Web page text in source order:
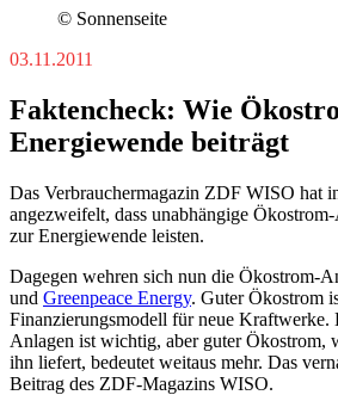
© Sonnenseite
03.11.2011
Faktencheck: Wie
Energiewende beiträgt
Das Verbrauchermagazin ZDF WISO hat
angezweifelt, dass unabhängige
zur Energiewende leisten.
Dagegen wehren sich nun die Ökostrom-
und Greenpeace Energy. Guter Ökostrom
Finanzierungsmodell für neue Kraftwerke.
Anlagen ist wichtig, aber guter Ökostrom,
ihn liefert, bedeutet weitaus mehr. Das
Beitrag des ZDF-Magazins WISO.